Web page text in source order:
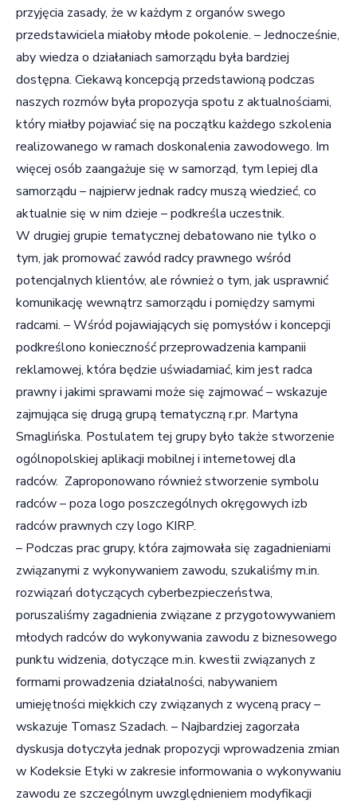
przyjęcia zasady, że w każdym z organów swego
przedstawiciela miałoby młode pokolenie. – Jednocześnie,
aby wiedza o działaniach samorządu była bardziej
dostępna. Ciekawą koncepcją przedstawioną podczas
naszych rozmów była propozycja spotu z aktualnościami,
który miałby pojawiać się na początku każdego szkolenia
realizowanego w ramach doskonalenia zawodowego. Im
więcej osób zaangażuje się w samorząd, tym lepiej dla
samorządu – najpierw jednak radcy muszą wiedzieć, co
aktualnie się w nim dzieje – podkreśla uczestnik.
W drugiej grupie tematycznej debatowano nie tylko o
tym, jak promować zawód radcy prawnego wśród
potencjalnych klientów, ale również o tym, jak usprawnić
komunikację wewnątrz samorządu i pomiędzy samymi
radcami. – Wśród pojawiających się pomysłów i koncepcji
podkreślono konieczność przeprowadzenia kampanii
reklamowej, która będzie uświadamiać, kim jest radca
prawny i jakimi sprawami może się zajmować – wskazuje
zajmująca się drugą grupą tematyczną r.pr. Martyna
Smaglińska. Postulatem tej grupy było także stworzenie
ogólnopolskiej aplikacji mobilnej i internetowej dla
radców. Zaproponowano również stworzenie symbolu
radców – poza logo poszczególnych okręgowych izb
radców prawnych czy logo KIRP.
– Podczas prac grupy, która zajmowała się zagadnieniami
związanymi z wykonywaniem zawodu, szukaliśmy m.in.
rozwiązań dotyczących cyberbezpieczeństwa,
poruszaliśmy zagadnienia związane z przygotowywaniem
młodych radców do wykonywania zawodu z biznesowego
punktu widzenia, dotyczące m.in. kwestii związanych z
formami prowadzenia działalności, nabywaniem
umiejętności miękkich czy związanych z wyceną pracy –
wskazuje Tomasz Szadach. – Najbardziej zagorzała
dyskusja dotyczyła jednak propozycji wprowadzenia zmian
w Kodeksie Etyki w zakresie informowania o wykonywaniu
zawodu ze szczególnym uwzględnieniem modyfikacji